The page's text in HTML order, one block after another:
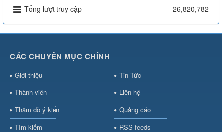
Tổng lượt truy cập
26,820,782
CÁC CHUYÊN MỤC CHÍNH
Giới thiệu
Tin Tức
Thành viên
Liên hệ
Thăm dò ý kiến
Quảng cáo
Tìm kiếm
RSS-feeds